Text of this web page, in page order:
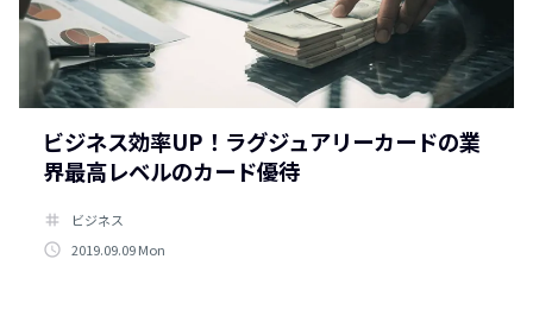
ビジネス効率UP！ラグジュアリーカードの業
界最高レベルのカード優待
tag
ビジネス
access_time 2019.09.09 Mon